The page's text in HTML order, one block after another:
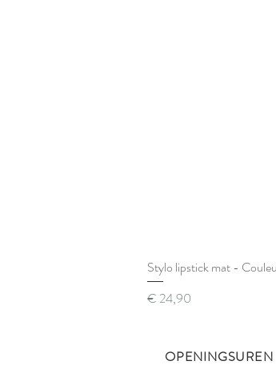
Stylo lipstick mat -
Prijs
€ 24,90
OPENINGSUREN